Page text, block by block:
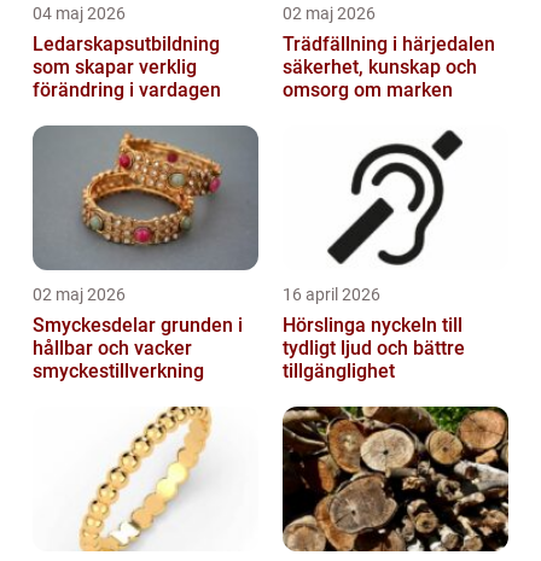
04 maj 2026
Ledarskapsutbildning
som skapar verklig
förändring i vardagen
02 maj 2026
Trädfällning i härjedalen
säkerhet, kunskap och
omsorg om marken
02 maj 2026
Smyckesdelar grunden i
hållbar och vacker
smyckestillverkning
16 april 2026
Hörslinga nyckeln till
tydligt ljud och bättre
tillgänglighet